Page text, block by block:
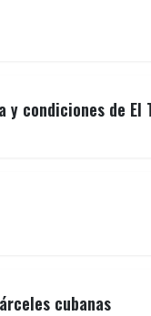
y condiciones de El
cubanas